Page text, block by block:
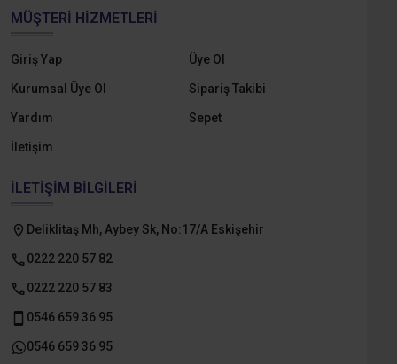
MÜŞTERI HIZMETLERI
Giriş Yap Üye Ol
Kurumsal Üye Ol Sipariş Takibi
Yardım Sepet
İletişim
İLETIŞIM BILGILERI
Deliklitaş Mh, Aybey Sk, No:17/A Eskişehir
0222 220 57 82
0222 220 57 83
0546 659 36 95
0546 659 36 95